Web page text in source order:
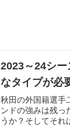
2023～24シ
なタイプが必
秋田の外国籍選手
ンドの強みは残っ
うか？そしてそれ